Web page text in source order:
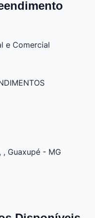
e Comercial
Guaxupé - MG